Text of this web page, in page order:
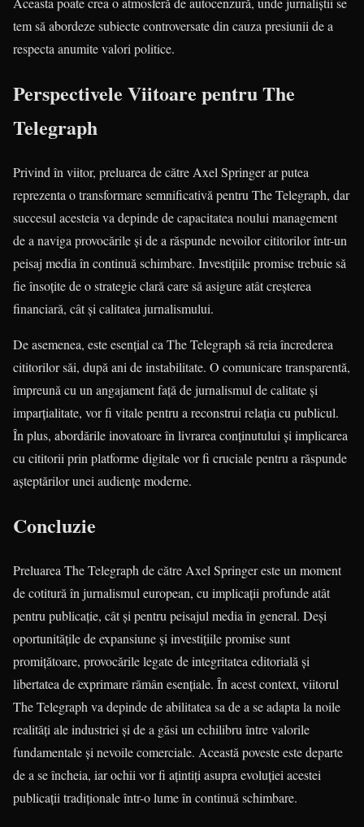
tem să abordeze subiecte controversate din cauza presiunii de a
respecta anumite valori politice.
Perspectivele Viitoare pentru The
Telegraph
Privind în viitor, preluarea de către Axel Springer ar putea
reprezenta o transformare semnificativă pentru The Telegraph, dar
succesul acesteia va depinde de capacitatea noului management
de a naviga provocările și de a răspunde nevoilor cititorilor într-un
peisaj media în continuă schimbare. Investițiile promise trebuie să
fie însoțite de o strategie clară care să asigure atât creșterea
financiară, cât și calitatea jurnalismului.
De asemenea, este esențial ca The Telegraph să reia încrederea
cititorilor săi, după ani de instabilitate. O comunicare transparentă,
împreună cu un angajament față de jurnalismul de calitate și
imparțialitate, vor fi vitale pentru a reconstrui relația cu publicul.
În plus, abordările inovatoare în livrarea conținutului și implicarea
cu cititorii prin platforme digitale vor fi cruciale pentru a răspunde
așteptărilor unei audiențe moderne.
Concluzie
Preluarea The Telegraph de către Axel Springer este un moment
de cotitură în jurnalismul european, cu implicații profunde atât
pentru publicație, cât și pentru peisajul media în general. Deși
oportunitățile de expansiune și investițiile promise sunt
promițătoare, provocările legate de integritatea editorială și
libertatea de exprimare rămân esențiale. În acest context, viitorul
The Telegraph va depinde de abilitatea sa de a se adapta la noile
realități ale industriei și de a găsi un echilibru între valorile
fundamentale și nevoile comerciale. Această poveste este departe
de a se încheia, iar ochii vor fi ațintiți asupra evoluției acestei
publicații tradiționale într-o lume în continuă schimbare.